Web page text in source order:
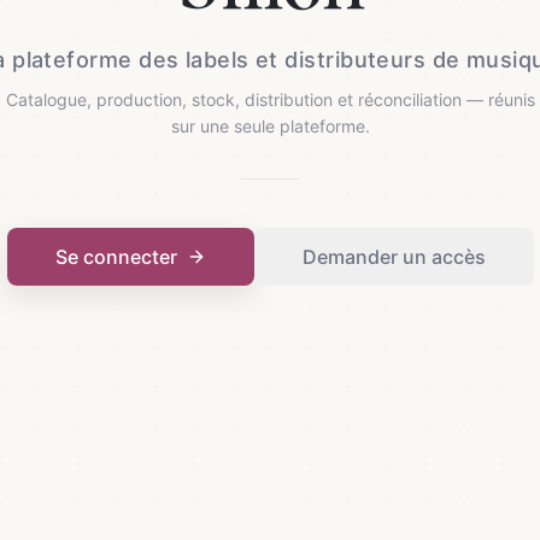
plateforme des labels et distributeurs de
Catalogue, production, stock, distribution et réconciliation — réunis
sur une seule plateforme.
Se connecter Demander un accès